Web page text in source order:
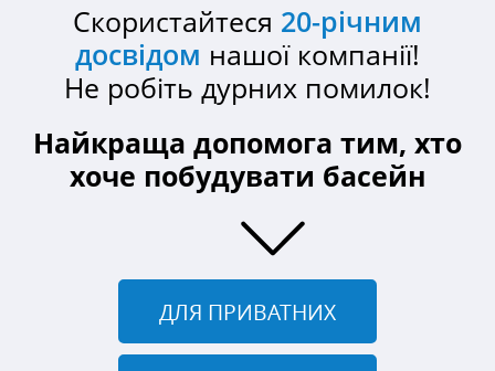
Скористайтеся 20-річним
досвідом нашої компанії!
Не робіть дурних помилок!
Найкраща допомога тим, хто
хоче побудувати басейн
ДЛЯ ПРИВАТНИХ